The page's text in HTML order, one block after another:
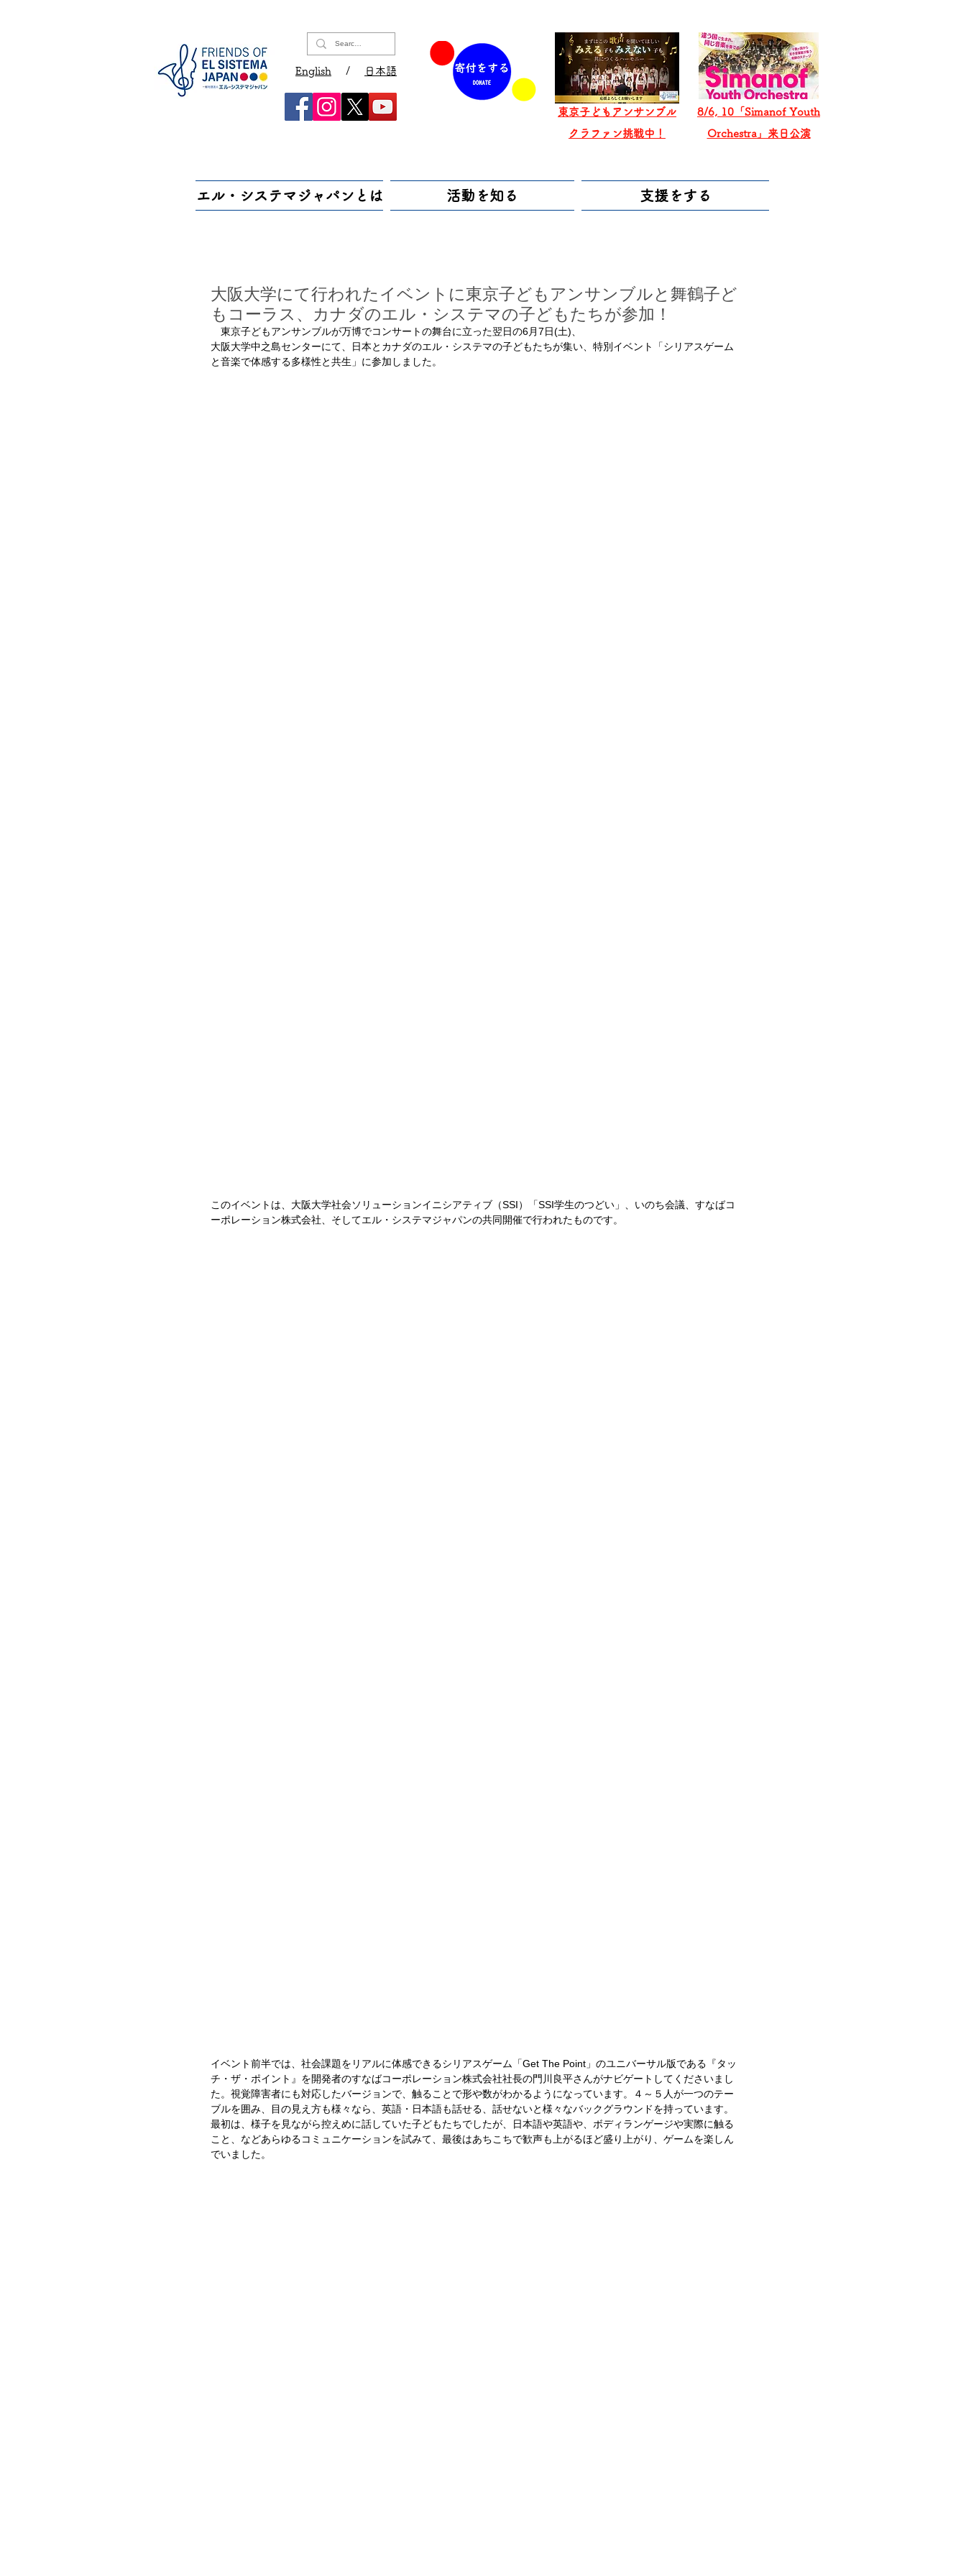
English / 日本語
東京子どもアンサンブル
​クラファン挑戦中！
8/6, 10「Simanof Youth
Orchestra」来日公演
エル・システマジャパンとは 活動を知る 支援をする
大阪大学にて行われたイベントに東京子どもアンサンブルと舞鶴子ど
もコーラス、カナダのエル・システマの子どもたちが参加！
東京子どもアンサンブルが万博でコンサートの舞台に立った翌日の6月7日(土)、
大阪大学中之島センターにて、日本とカナダのエル・システマの子どもたちが集い、特別イベント「シリアスゲーム
と音楽で体感する多様性と共生」に参加しました。
このイベントは、大阪大学社会ソリューションイニシアティブ（SSI）「SSI学生のつどい」、いのち会議、すなばコ
ーポレーション株式会社、そしてエル・システマジャパンの共同開催で行われたものです。
イベント前半では、社会課題をリアルに体感できるシリアスゲーム「Get The Point」のユニバーサル版である『タッ
チ・ザ・ポイント』を開発者のすなばコーポレーション株式会社社長の門川良平さんがナビゲートしてくださいまし
た。視覚障害者にも対応したバージョンで、触ることで形や数がわかるようになっています。４～５人が一つのテー
ブルを囲み、目の見え方も様々なら、英語・日本語も話せる、話せないと様々なバックグラウンドを持っています。
最初は、様子を見ながら控えめに話していた子どもたちでしたが、日本語や英語や、ボディランゲージや実際に触る
こと、などあらゆるコミュニケーションを試みて、最後はあちこちで歓声も上がるほど盛り上がり、ゲームを楽しん
でいました。